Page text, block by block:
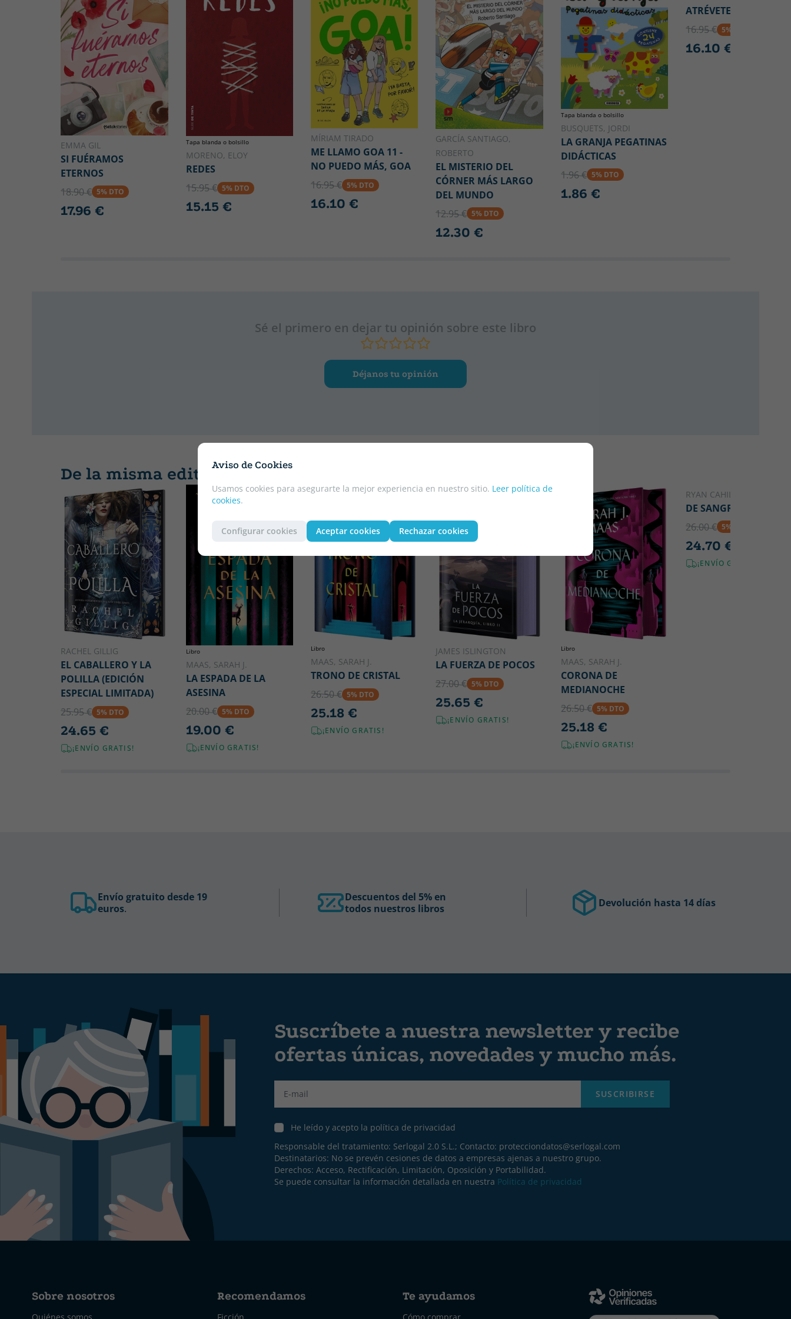
Aviso de Cookies
Usamos cookies para asegurarte la mejor experiencia en nuestro sitio. Leer política de
cookies.
Configurar cookies Aceptar cookies Rechazar cookies
EMMA GIL
SI FUÉRAMOS
ETERNOS
18.90 € 5% DTO
17.96 €
Tapa blanda o bolsillo
MORENO, ELOY
REDES
15.95 € 5% DTO
15.15 €
MÍRIAM TIRADO
ME LLAMO GOA 11 -
NO PUEDO MÁS, GOA
16.95 € 5% DTO
16.10 €
GARCÍA SANTIAGO,
ROBERTO
EL MISTERIO DEL
CÓRNER MÁS LARGO
DEL MUNDO
12.95 € 5% DTO
12.30 €
Tapa blanda o bolsillo
BUSQUETS, JORDI
LA GRANJA PEGATINAS
DIDÁCTICAS
1.96 € 5% DTO
1.86 €
ATRÉVETE A BRILLAR
16.95 € 5% DTO
16.10 €
Sé el primero en dejar tu opinión sobre este libro
Déjanos tu opinión
De la misma editorial
RACHEL GILLIG
EL CABALLERO Y LA
POLILLA (EDICIÓN
ESPECIAL LIMITADA)
25.95 € 5% DTO
24.65 €
¡ENVÍO GRATIS!
Libro
MAAS, SARAH J.
LA ESPADA DE LA
ASESINA
20.00 € 5% DTO
19.00 €
¡ENVÍO GRATIS!
Libro
MAAS, SARAH J.
TRONO DE CRISTAL
26.50 € 5% DTO
25.18 €
¡ENVÍO GRATIS!
JAMES ISLINGTON
LA FUERZA DE POCOS
27.00 € 5% DTO
25.65 €
¡ENVÍO GRATIS!
Libro
MAAS, SARAH J.
CORONA DE
MEDIANOCHE
26.50 € 5% DTO
25.18 €
¡ENVÍO GRATIS!
RYAN CAHILL
DE SANGRE Y FUEGO
26.00 € 5% DTO
24.70 €
¡ENVÍO GRATIS!
Envío gratuito desde 19
euros.
Descuentos del 5% en
todos nuestros libros
Devolución hasta 14 días
Suscríbete a nuestra newsletter y recibe
ofertas únicas, novedades y mucho más.
SUSCRIBIRSE
He leído y acepto la política de privacidad
Responsable del tratamiento: Serlogal 2.0 S.L.; Contacto: protecciondatos@serlogal.com
Destinatarios: No se prevén cesiones de datos a empresas ajenas a nuestro grupo.
Derechos: Acceso, Rectificación, Limitación, Oposición y Portabilidad.
Se puede consultar la información detallada en nuestra Política de privacidad
Sobre nosotros Recomendamos Te ayudamos